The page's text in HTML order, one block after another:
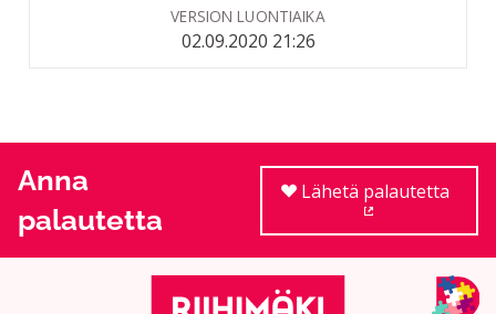
VERSION LUONTIAIKA
02.09.2020 21:26
Anna
palautetta
Lähetä palautetta